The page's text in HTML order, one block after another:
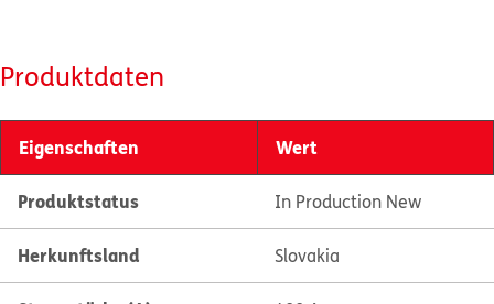
Produktdaten
Eigenschaften Wert
Produktstatus In Production New
Herkunftsland Slovakia